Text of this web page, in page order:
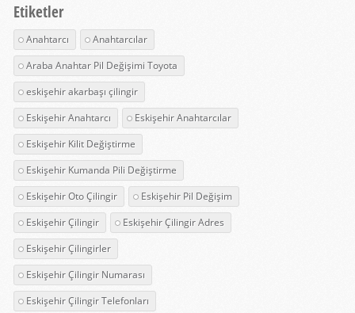
Etiketler
Anahtarcı
Anahtarcılar
Araba Anahtar Pil Değişimi Toyota
eskişehir akarbaşı çilingir
Eskişehir Anahtarcı
Eskişehir Anahtarcılar
Eskişehir Kilit Değiştirme
Eskişehir Kumanda Pili Değiştirme
Eskişehir Oto Çilingir
Eskişehir Pil Değişim
Eskişehir Çilingir
Eskişehir Çilingir Adres
Eskişehir Çilingirler
Eskişehir Çilingir Numarası
Eskişehir Çilingir Telefonları